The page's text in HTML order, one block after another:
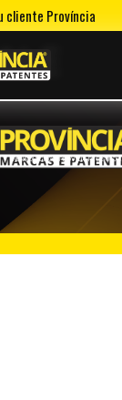
cliente Província
PENSOU. CRIOU. PROVÍCIA REGISTROU!